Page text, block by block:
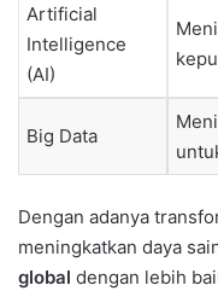
Artificial
Intelligence
(AI)
Big Data
Dengan adanya
meningkatkan daya
global dengan lebih